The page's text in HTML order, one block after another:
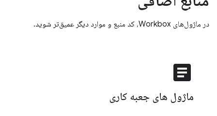
در ماژول‌های Workbox، کد منبع و موارد دیگر عمیق‌تر شوید.
article
ماژول های جعبه کاری